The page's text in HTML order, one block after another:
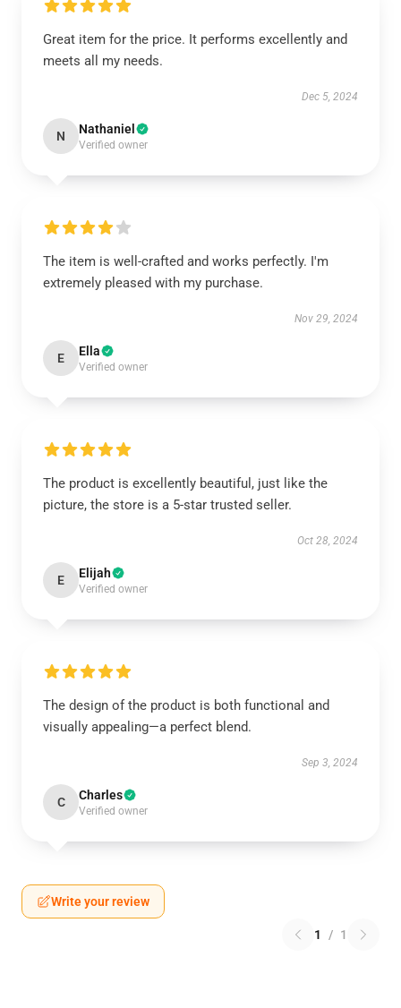
Great item for the price. It performs excellently and
meets all my needs.
Dec 5, 2024
N Nathaniel
Verified owner
The item is well-crafted and works perfectly. I'm
extremely pleased with my purchase.
Nov 29, 2024
E Ella
Verified owner
The product is excellently beautiful, just like the
picture, the store is a 5-star trusted seller.
Oct 28, 2024
E Elijah
Verified owner
The design of the product is both functional and
visually appealing—a perfect blend.
Sep 3, 2024
C Charles
Verified owner
Write your review
1 / 1